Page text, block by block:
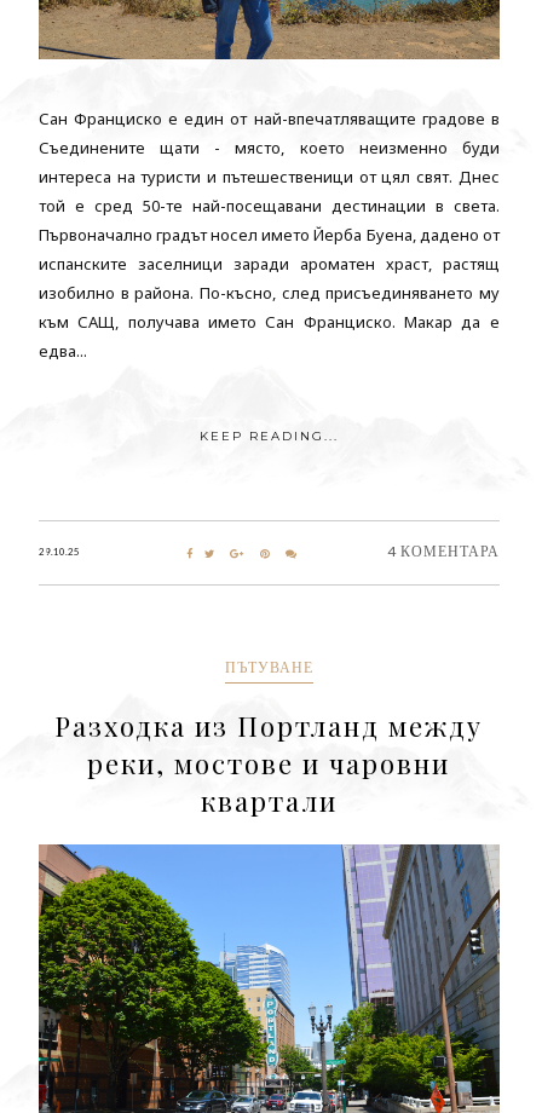
Сан Франциско е един от най-впечатляващите градове в
Съединените щати - място, което неизменно буди
интереса на туристи и пътешественици от цял свят. Днес
той е сред 50-те най-посещавани дестинации в света.
Първоначално градът носел името Йерба Буена, дадено от
испанските заселници заради ароматен храст, растящ
изобилно в района. По-късно, след присъединяването му
към САЩ, получава името Сан Франциско. Макар да е
едва...
KEEP READING...
29.10.25 4 КОМЕНТАРА
ПЪТУВАНЕ
Разходка из Портланд между
реки, мостове и чаровни
квартали